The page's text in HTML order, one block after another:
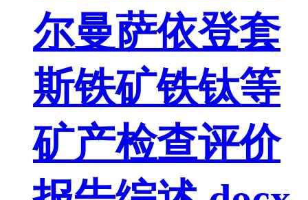
尔曼萨依登套
斯铁矿铁钛等
矿产检查评价